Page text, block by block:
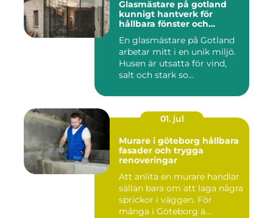
Glasmästare på gotland
kunnigt hantverk för
hållbara fönster och
En glasmästare på Gotland
arbetar mitt i en unik miljö.
Husen är utsatta för vind,
salt och stark so...
01. jul
Murare i göteborg hållbara
fasader och trygga
renoveringar
Att anlita en murare handlar
sällan bara om att laga några
sprickor i väggen. För
många i Göteborg ä...